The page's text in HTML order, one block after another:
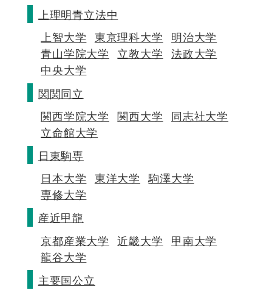
上理明青立法中
上智大学 東京理科大学
明治大学
青山学院大学
立教大学 法政大学
中央大学
関関同立
関西学院大学 関西大学
同志社大学
立命館大学
日東駒専
日本大学 東洋大学 駒澤大学
専修大学
産近甲龍
京都産業大学 近畿大学
甲南大学
龍谷大学
主要国公立